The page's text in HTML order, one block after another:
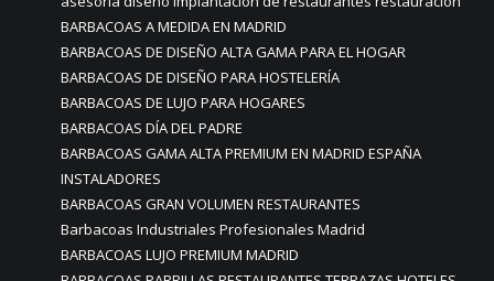
BARBACOAS A MEDIDA EN MADRID
BARBACOAS DE DISEÑO ALTA GAMA PARA EL HOGAR
BARBACOAS DE DISEÑO PARA HOSTELERÍA
BARBACOAS DE LUJO PARA HOGARES
BARBACOAS DÍA DEL PADRE
BARBACOAS GAMA ALTA PREMIUM EN MADRID ESPAÑA
INSTALADORES
BARBACOAS GRAN VOLUMEN RESTAURANTES
Barbacoas Industriales Profesionales Madrid
BARBACOAS LUJO PREMIUM MADRID